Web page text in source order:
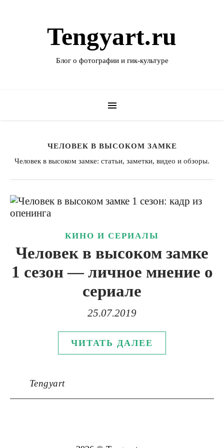
Tengyart.ru
Блог о фотографии и гик-культуре
ЧЕЛОВЕК В ВЫСОКОМ ЗАМКЕ
Человек в высоком замке: статьи, заметки, видео и обзоры.
КИНО И СЕРИАЛЫ
Человек в высоком замке
1 сезон — личное мнение о
сериале
25.07.2019
ЧИТАТЬ ДАЛЕЕ
Tengyart